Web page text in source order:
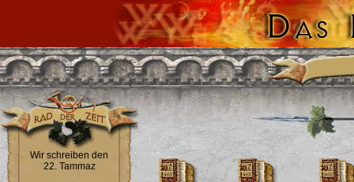
Wir schreiben den
22. Tammaz